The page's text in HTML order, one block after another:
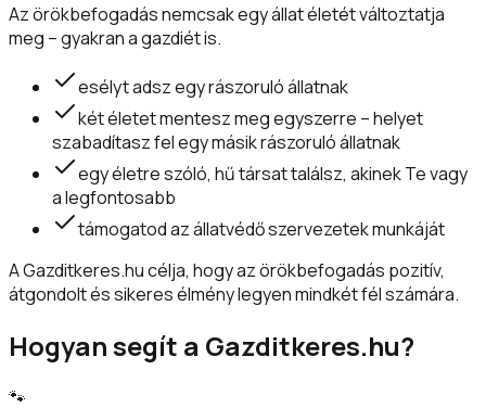
Az örökbefogadás nemcsak egy állat életét változtatja
meg – gyakran a gazdiét is.
esélyt adsz egy rászoruló állatnak
két életet mentesz meg egyszerre – helyet
szabadítasz fel egy másik rászoruló állatnak
egy életre szóló, hű társat találsz, akinek Te vagy
a legfontosabb
támogatod az állatvédő szervezetek munkáját
A Gazditkeres.hu célja, hogy az örökbefogadás pozitív,
átgondolt és sikeres élmény legyen mindkét fél számára.
Hogyan segít a Gazditkeres.hu?
🐾